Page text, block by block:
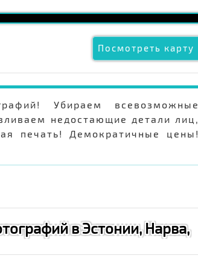
Посмотреть карту
Убираем
недостающие детали
печать! Демократичные
в Эстонии, Нарва,